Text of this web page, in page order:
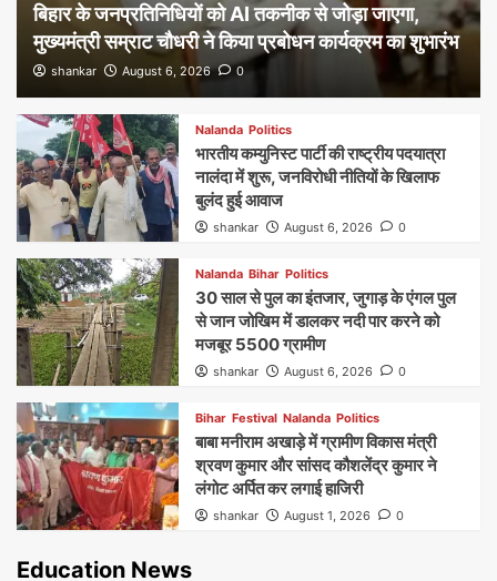
बिहार के जनप्रतिनिधियों को AI तकनीक से जोड़ा जाएगा,
मुख्यमंत्री सम्राट चौधरी ने किया प्रबोधन कार्यक्रम का शुभारंभ
shankar August 6, 2026 0
Nalanda Politics
भारतीय कम्युनिस्ट पार्टी की राष्ट्रीय पदयात्रा
नालंदा में शुरू, जनविरोधी नीतियों के खिलाफ
बुलंद हुई आवाज
shankar August 6, 2026 0
Nalanda Bihar Politics
30 साल से पुल का इंतजार, जुगाड़ के एंगल पुल
से जान जोखिम में डालकर नदी पार करने को
मजबूर 5500 ग्रामीण
shankar August 6, 2026 0
Bihar Festival Nalanda Politics
बाबा मनीराम अखाड़े में ग्रामीण विकास मंत्री
श्रवण कुमार और सांसद कौशलेंद्र कुमार ने
लंगोट अर्पित कर लगाई हाजिरी
shankar August 1, 2026 0
Education News